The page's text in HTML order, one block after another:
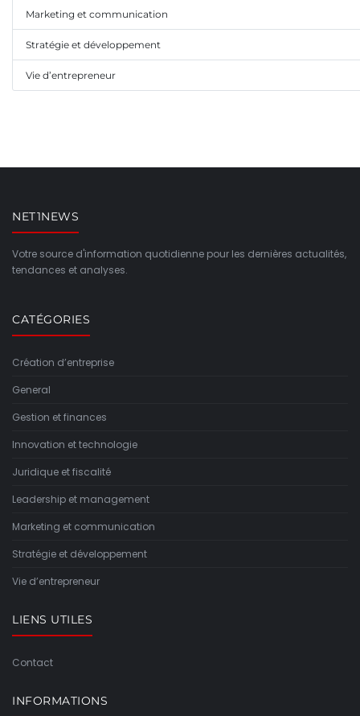
Marketing et communication
Stratégie et développement
Vie d’entrepreneur
NET1NEWS
Votre source d'information quotidienne pour les dernières actualités,
tendances et analyses.
CATÉGORIES
Création d’entreprise
General
Gestion et finances
Innovation et technologie
Juridique et fiscalité
Leadership et management
Marketing et communication
Stratégie et développement
Vie d’entrepreneur
LIENS UTILES
Contact
INFORMATIONS